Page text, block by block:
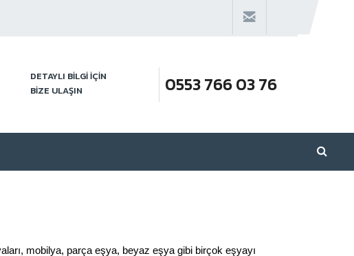
DETAYLI BİLGİ İÇİN
BİZE ULAŞIN
0553 766 03 76
mobilya, parça eşya, beyaz eşya gibi birçok eşyayı